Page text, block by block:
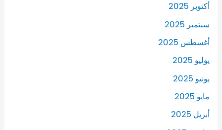
أكتوبر 2025
سبتمبر 2025
أغسطس 2025
يوليو 2025
يونيو 2025
مايو 2025
أبريل 2025